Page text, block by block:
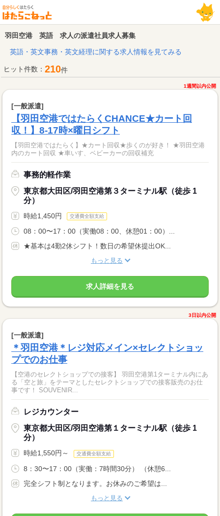
羽田空港 英語 求人の派遣社員求人募集
英語・英文事務・英文経理に関する求人情報を見てみる
ヒット件数： 210件
1週間以内公開
[一般派遣]
【羽田空港ではたらくCHANCE★カート回
収！】8-17時×曜日シフト
【羽田空港ではたらく】★カート回収★歩くのが好き！ ★羽田空港
内のカート回収 ★車いす、ベビーカーの回収補充
事務的軽作業
東京都大田区/羽田空港第３ターミナル駅（徒歩 1
分）
時給1,450円 交通費全額支給
08：00〜17：00（実働08：00、休憩01：00）...
★基本は4勤2休シフト！数日の希望休提出OK...
もっと見る
求人詳細を見る
3日以内公開
[一般派遣]
＊羽田空港＊レジ対応メイン×セレクトショッ
プでのお仕事
【空港のセレクトショップでの接客】 羽田空港第1ターミナル内にあ
る「空と旅」をテーマとしたセレクトショップでの接客販売のお仕
事です！ SOUVENIR...
レジカウンター
東京都大田区/羽田空港第１ターミナル駅（徒歩 1
分）
時給1,550円～ 交通費全額支給
8：30〜17：00（実働：7時間30分） （休憩6...
完全シフト制となります。お休みのご希望は...
もっと見る